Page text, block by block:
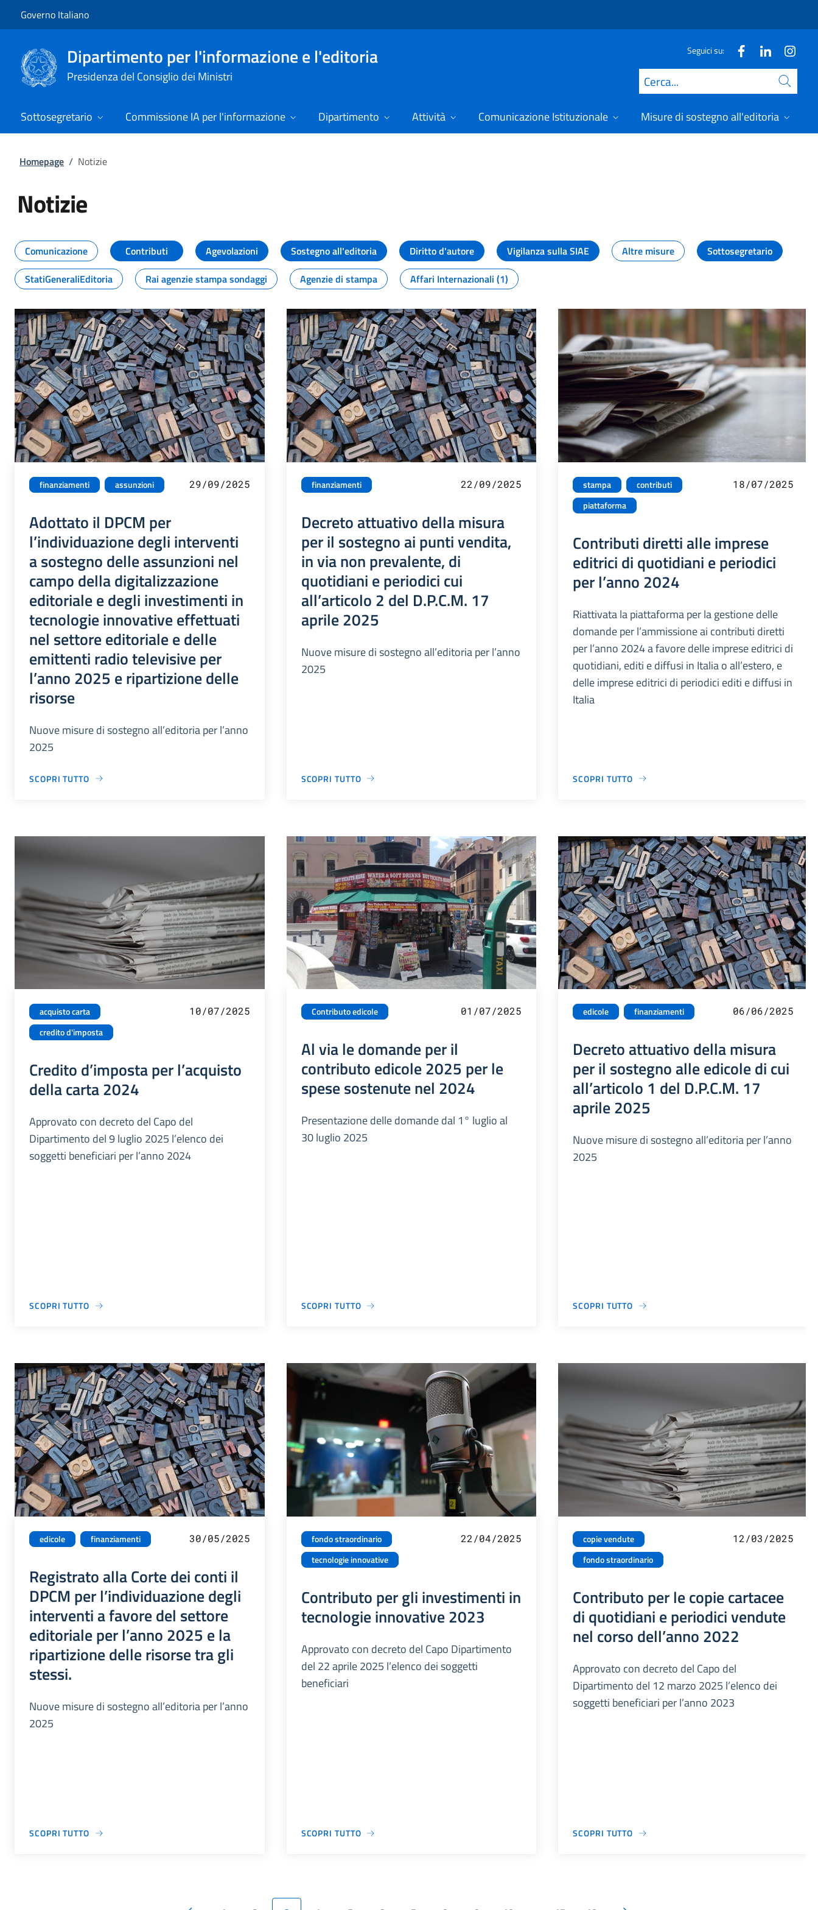
Governo Italiano
Dipartimento per l'informazione e l'editoria
Presidenza del Consiglio dei Ministri
Seguici su:
Cerca
Sottosegretario Commissione IA per l'informazione Dipartimento Attività Comunicazione Istituzionale Misure di sostegno all'editoria
Homepage / Notizie
Notizie
Tutti i contenuti della pagina Notizie
Comunicazione Contributi Agevolazioni Sostegno all'editoria Diritto d'autore Vigilanza sulla SIAE Altre misure
Sottosegretario
StatiGeneraliEditoria
Rai agenzie stampa sondaggi Agenzie di stampa Affari Internazionali (1)
finanziamenti assunzioni 29/09/2025
Adottato il DPCM per
l’individuazione degli interventi
a sostegno delle assunzioni nel
campo della digitalizzazione
editoriale e degli investimenti in
tecnologie innovative effettuati
nel settore editoriale e delle
emittenti radio televisive per
l’anno 2025 e ripartizione delle
risorse
Nuove misure di sostegno all’editoria per l’anno
2025
SCOPRI TUTTO
finanziamenti 22/09/2025
Decreto attuativo della misura
per il sostegno ai punti vendita,
in via non prevalente, di
quotidiani e periodici cui
all’articolo 2 del D.P.C.M. 17
aprile 2025
Nuove misure di sostegno all’editoria per l’anno
2025
SCOPRI TUTTO
stampa
contributi
piattaforma
18/07/2025
Contributi diretti alle imprese
editrici di quotidiani e periodici
per l’anno 2024
Riattivata la piattaforma per la gestione delle
domande per l’ammissione ai contributi diretti
per l’anno 2024 a favore delle imprese editrici di
quotidiani, editi e diffusi in Italia o all’estero, e
delle imprese editrici di periodici editi e diffusi in
Italia
SCOPRI TUTTO
acquisto carta
credito d'imposta
10/07/2025
Credito d’imposta per l’acquisto
della carta 2024
Approvato con decreto del Capo del
Dipartimento del 9 luglio 2025 l’elenco dei
soggetti beneficiari per l’anno 2024
SCOPRI TUTTO
Contributo edicole 01/07/2025
Al via le domande per il
contributo edicole 2025 per le
spese sostenute nel 2024
Presentazione delle domande dal 1° luglio al
30 luglio 2025
SCOPRI TUTTO
edicole finanziamenti 06/06/2025
Decreto attuativo della misura
per il sostegno alle edicole di cui
all’articolo 1 del D.P.C.M. 17
aprile 2025
Nuove misure di sostegno all’editoria per l’anno
2025
SCOPRI TUTTO
edicole finanziamenti 30/05/2025
Registrato alla Corte dei conti il
DPCM per l’individuazione degli
interventi a favore del settore
editoriale per l’anno 2025 e la
ripartizione delle risorse tra gli
stessi.
Nuove misure di sostegno all’editoria per l’anno
2025
SCOPRI TUTTO
fondo straordinario
tecnologie innovative
22/04/2025
Contributo per gli investimenti in
tecnologie innovative 2023
Approvato con decreto del Capo Dipartimento
del 22 aprile 2025 l’elenco dei soggetti
beneficiari
SCOPRI TUTTO
copie vendute
fondo straordinario
12/03/2025
Contributo per le copie cartacee
di quotidiani e periodici vendute
nel corso dell’anno 2022
Approvato con decreto del Capo del
Dipartimento del 12 marzo 2025 l’elenco dei
soggetti beneficiari per l’anno 2023
SCOPRI TUTTO